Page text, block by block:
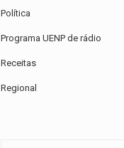
Política
Programa UENP de rádio
Receitas
Regional